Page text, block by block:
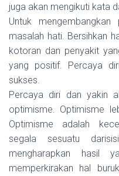
juga akan mengikuti kata
Untuk
masalah hati. Bersihkan
kotoran dan penyakit
yang positif. Percaya
sukses.
Percaya diri dan yakin
optimisme. Optimisme
Optimisme adalah
segala sesuatu
mengharapkan hasil
memperkirakan hal